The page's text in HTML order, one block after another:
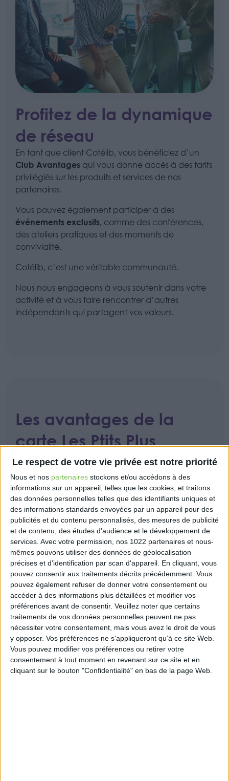
Le respect de votre vie privée est notre priorité
Nous et nos partenaires stockons et/ou accédons à des
informations sur un appareil, telles que les cookies, et traitons
des données personnelles telles que des identifiants uniques et
des informations standards envoyées par un appareil pour des
publicités et du contenu personnalisés, des mesures de publicité
et de contenu, des études d'audience et le développement de
services. Avec votre permission, nos 1022 partenaires et nous-
mêmes pouvons utiliser des données de géolocalisation
précises et d’identification par scan d'appareil. En cliquant, vous
pouvez consentir aux traitements décrits précédemment. Vous
pouvez également refuser de donner votre consentement ou
accéder à des informations plus détaillées et modifier vos
préférences avant de consentir. Veuillez noter que certains
traitements de vos données personnelles peuvent ne pas
nécessiter votre consentement, mais vous avez le droit de vous
y opposer. Vos préférences ne s'appliqueront qu’à ce site Web.
Vous pouvez modifier vos préférences ou retirer votre
consentement à tout moment en revenant sur ce site et en
cliquant sur le bouton "Confidentialité" en bas de la page Web.
Profitez de la dynamique
de réseau
En tant que client Cotélib, vous bénéficiez d’un
Club Avantages qui vous donne accès à des tarifs
privilégiés sur les produits et services de nos
partenaires.
Vous pouvez également participer à des
événements exclusifs, comme des conférences,
des ateliers pratiques et des moments de
convivialité.
Cotélib, c’est une véritable communauté.
Nous nous engageons à vous soutenir dans votre
activité et à vous faire rencontrer d’autres
indépendants qui partagent vos valeurs.
Les avantages de la
carte Les Ptits Plus
En tant que client Cotélib, vous bénéficiez d’un
Club Avantages
(centrale d’achat, Comité
d’entreprise externalisé…) qui vous donne accès à
des tarifs privilégiés exclusifs !
Feuilletez dès maintenant le catalogue des offres
disponibles !